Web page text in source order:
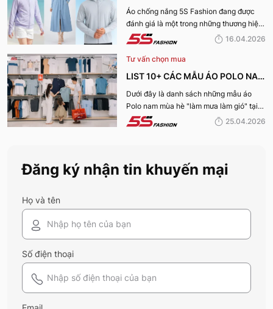
TIA UV, CHỐNG NẮNG TỐT NHẤT
CỦA 5S FASHION 2026
Áo chống nắng 5S Fashion đang được
đánh giá là một trong những thương hiệu
áo đáng mua hàng đầu hiện nay. Vậy
giá tích cực đến vậy? Cùng đi hết bài
viết nhé!
16.04.2026
Tư vấn chọn mua
LIST 10+ CÁC MẪU ÁO POLO NAM
MÙA HÈ BÁN CHẠY NHẤT CỦA 5S
FASHION 2026
Dưới đây là danh sách những mẫu áo
Polo nam mùa hè "làm mưa làm gió" tại
hệ thống 5S Fashion mà bất kỳ quý ông
25.04.2026
Đăng ký nhận tin khuyến mại
Họ và tên
Số điện thoại